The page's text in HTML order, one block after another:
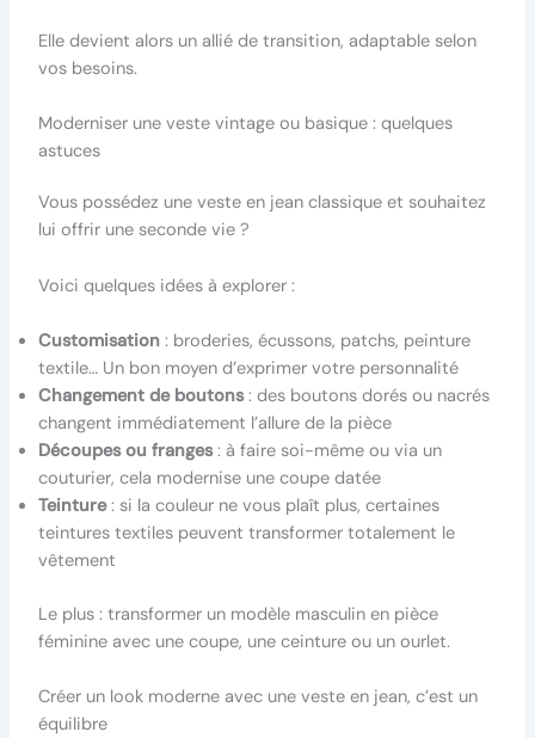
Elle devient alors un allié de transition, adaptable selon
vos besoins.
Moderniser une veste vintage ou basique : quelques
astuces
Vous possédez une veste en jean classique et souhaitez
lui offrir une seconde vie ?
Voici quelques idées à explorer :
Customisation: broderies, écussons, patchs, peinture
textile… Un bon moyen d’exprimer votre personnalité
Changement de boutons: des boutons dorés ou nacrés
changent immédiatement l’allure de la pièce
Découpes ou franges: à faire soi-même ou via un
couturier, cela modernise une coupe datée
Teinture: si la couleur ne vous plaît plus, certaines
teintures textiles peuvent transformer totalement le
vêtement
Le plus : transformer un modèle masculin en pièce
féminine avec une coupe, une ceinture ou un ourlet.
Créer un look moderne avec une veste en jean, c’est un
équilibre